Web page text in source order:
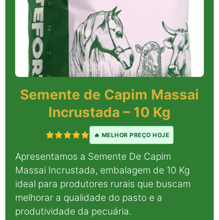
Semente de Capim Massai
Incrustada – 10 Kg
🔥 MELHOR PREÇO HOJE
Apresentamos a Semente De Capim
Massai Incrustada, embalagem de 10 Kg
ideal para produtores rurais que buscam
melhorar a qualidade do pasto e a
produtividade da pecuária.